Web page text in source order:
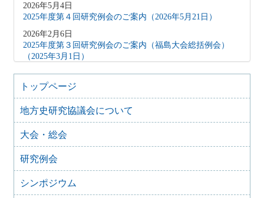
2026年5月4日
2025年度第４回研究例会のご案内（2026年5月21日）
2026年2月6日
2025年度第３回研究例会のご案内（福島大会総括例会）
（2025年3月1日）
2025年12月5日
2025年度第２回研究例会のご案内（伊予史談会との合同例
会）（2026年１月11日）
2025年10月7日
2025年度第１回研究例会のご案内（加能地域史研究会との
合同例会）（2025年11月8日）
2025年9月3日
2024年度第8回研究例会のご案内（2025年9月27日）
2025年6月5日
トップページ
地方史研究協議会について
大会・総会
研究例会
シンポジウム